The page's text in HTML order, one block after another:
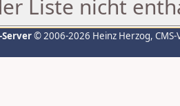
Liste nicht
© 2006-2026 Heinz Herzog,